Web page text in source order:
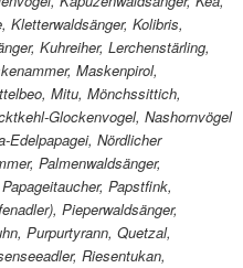
Kletterwaldsänger, Kolibris,
Kuhreiher, Lerchenstärling,
Maskenpirol,
Mitu, Mönchssittich,
Glockenvogel, Nashornvögel
Edelpapagei, Nördlicher
Palmenwaldsänger,
Papstfink,
Pieperwaldsänger,
Purpurtyrann, Quetzal,
Riesentukan,